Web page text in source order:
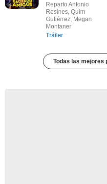
Reparto Antonio
Resines, Quim
Gutiérrez, Megan
Montaner
Tráiler
Todas las mejores